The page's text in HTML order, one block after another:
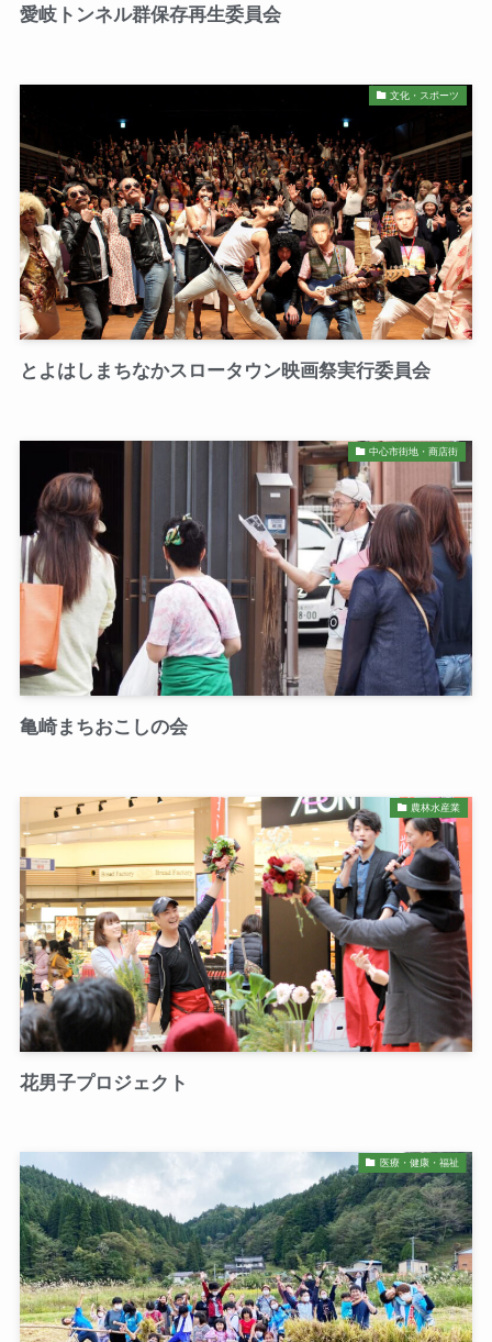
愛岐トンネル群保存再生委員会
文化・スポーツ
とよはしまちなかスロータウン映画祭実行委員会
中心市街地・商店街
亀崎まちおこしの会
農林水産業
花男子プロジェクト
医療・健康・福祉